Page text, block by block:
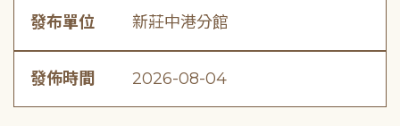
發布單位 新莊中港分館
發佈時間 2026-08-04